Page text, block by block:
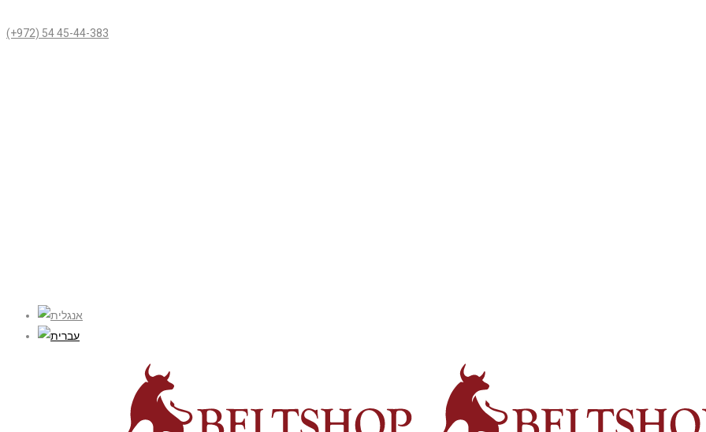
(+972) 54 45-44-383